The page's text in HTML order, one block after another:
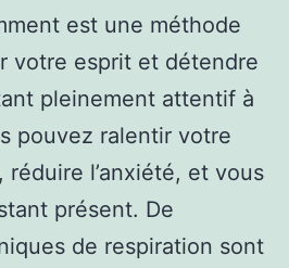
est une méthode
votre esprit et détendre
pleinement attentif à
pouvez ralentir votre
l’anxiété, et vous
présent. De
de respiration sont